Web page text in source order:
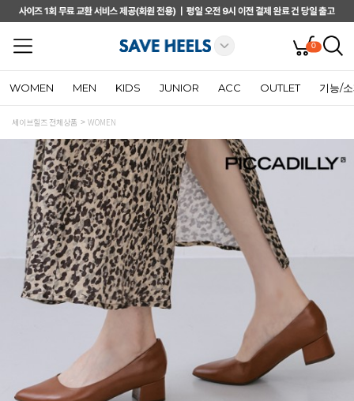
0
WOMEN MEN KIDS JUNIOR ACC OUTLET 기능/
세이브힐즈 전체상품 WOMEN